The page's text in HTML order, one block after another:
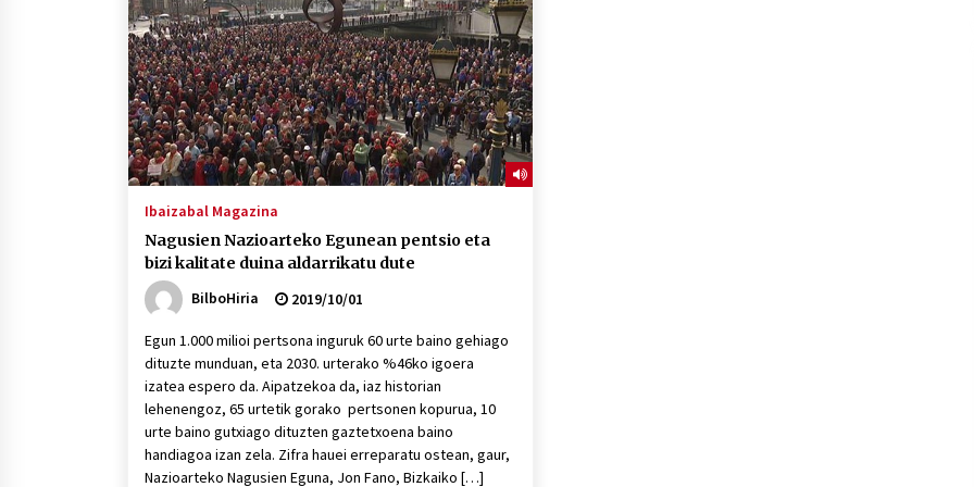
protagonista
2026/07/16
POTTO: San Pedro jaietako bertso-
saioa
2026/07/09
Auritz Iñurrietaren margoak
ikusgai Uribitarte40 aretoan
Ibaizabal Magazina
Nagusien Nazioarteko Egunean pentsio eta
bizi kalitate duina aldarrikatu dute
BilboHiria
2019/10/01
Egun 1.000 milioi pertsona inguruk 60 urte baino gehiago
dituzte munduan, eta 2030. urterako %46ko igoera
izatea espero da. Aipatzekoa da, iaz historian
lehenengoz, 65 urtetik gorako pertsonen kopurua, 10
urte baino gutxiago dituzten gaztetxoena baino
handiagoa izan zela. Zifra hauei erreparatu ostean, gaur,
Nazioarteko Nagusien Eguna, Jon Fano, Bizkaiko […]